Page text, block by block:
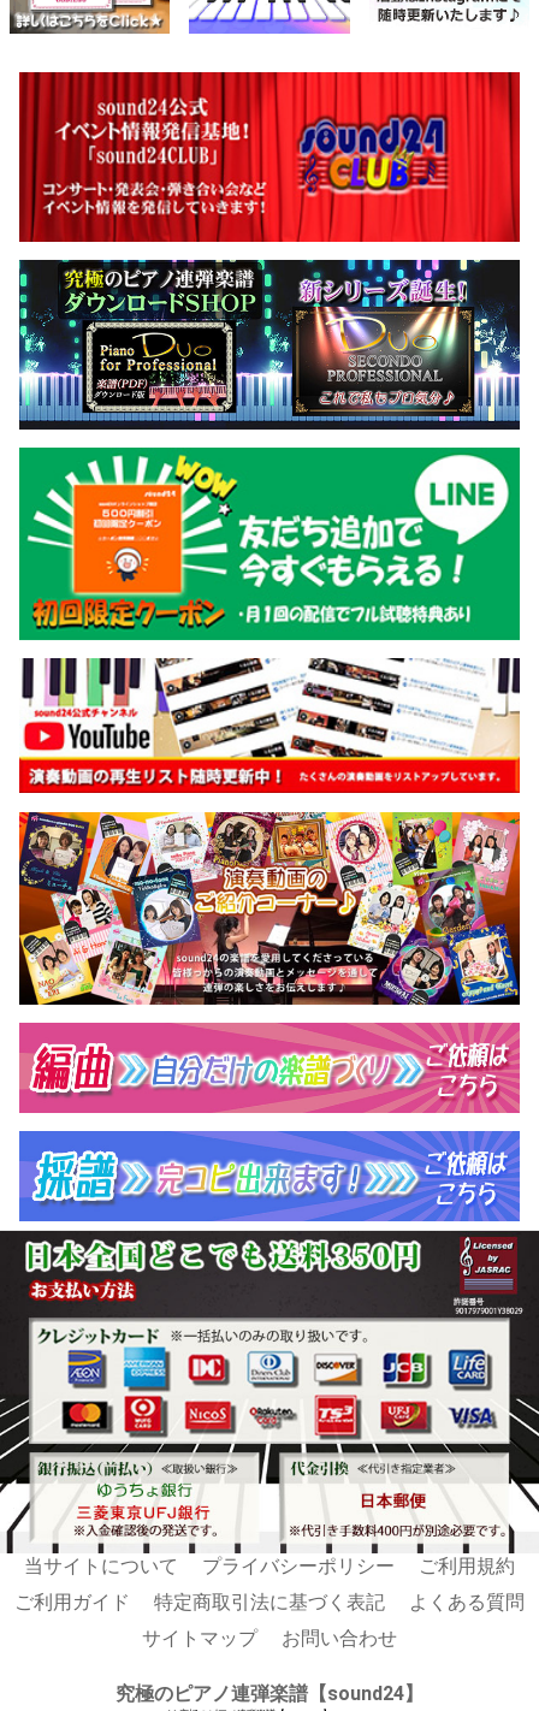
当サイトについて プライバシーポリシー
ご利用規約
ご利用ガイド
特定商取引法に基づく表記
よくある質問
サイトマップ
お問い合わせ
究極のピアノ連弾楽譜【sound24】